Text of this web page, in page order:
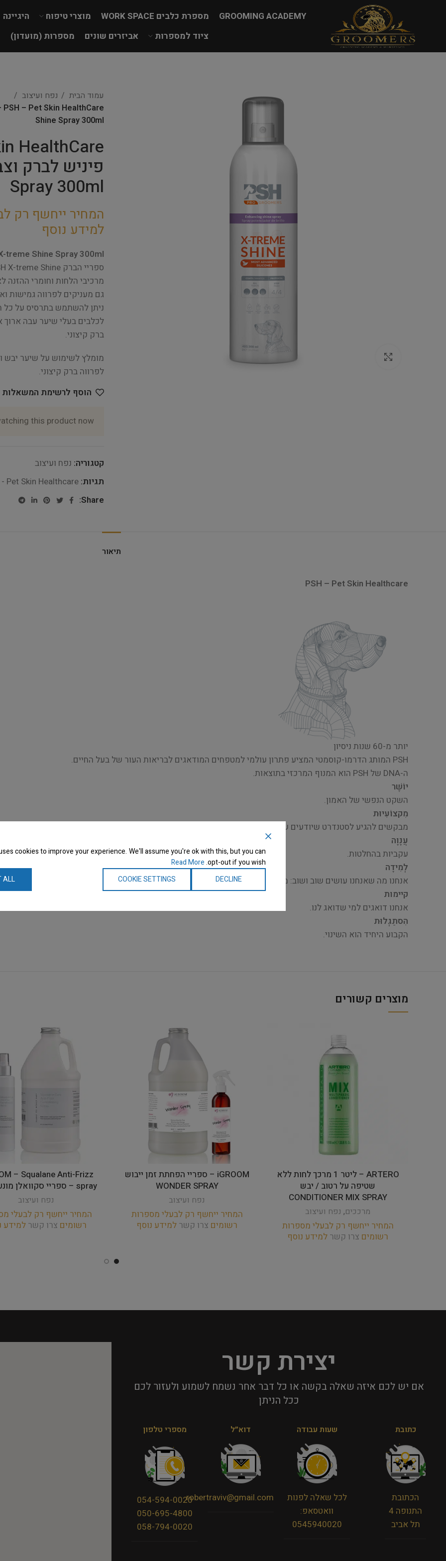
GROOMING ACADEMY מספרת כלבים WORK SPACE מוצרי טיפוח
היגיינה
ציוד למספרות
אביזרים שונים מספרות (מועדון)
עמוד הבית נפח ועיצוב
Shine Spray 300ml
Spray 300ml
המחיר ייחשף רק
למידע נוסף
treme Shine Spray 300ml
ספריי הברק PSH X-treme Shine פותח במיוחד כדי להעניק לפרווה ברק וצבע זוהר.
מרכיבי הלחות וחומרי
גם מעניקים לפרווה גמישות
ניתן להשתמש בתרסיס על כל
לכלבים בעלי שיער עבה ארוך
ברק קיצוני.
מומלץ לשימוש על שיער יבש
לפרווה ברק קיצוני.
הוסף לרשימת המשאלות
this product now!
קטגוריה: נפח ועיצוב
תגיות: - Pet Skin Healthcare
Share:
תיאור
PSH – Pet Skin Healthcare
יותר מ-60 שנות ניסיון
PSH המותג הדרמו-קוסמטי המציע פתרון עולמי למטפחים המודאגים לבריאות העור של בעל החיים.
ה-DNA של PSH הוא המנוף המרכזי בתוצאות.
יוֹשֶׁר
השקט הנפשי של האמון.
מִקצוֹעִיוּת
מבקשים להגיע לסטנדרט שיודעים שאפשר להשיג.
עֲנָוָה
עקביות בהחלטות.
לְמִידָה
אנחנו מה שאנחנו עושים שוב ושוב: מצוינות היא לא מעשה, אלא הרגל.
קיימות
אנחנו דואגים למי שדואג לנו.
הִסתַגְלוּת
הקבוע היחיד הוא השינוי.
מוצרים קשורים
ARTERO – ליטר 1 מרכך לחות ללא
שטיפה על רטוב / יבש
CONDITIONER MIX SPRAY
מרככים, נפח ועיצוב
המחיר ייחשף רק לבעלי מספרות
רשומים צרו קשר למידע נוסף
iGROOM – ספריי הפחתת זמן ייבוש
WONDER SPRAY
נפח ועיצוב
המחיר ייחשף רק לבעלי מספרות
רשומים צרו קשר למידע נוסף
– Squalane Anti-Frizz
spray – ספריי סקוואלן מונע קרזול
נפח ועיצוב
המחיר ייחשף רק לבעלי
רשומים צרו קשר למידע
יצירת קשר
אם יש לכם איזה שאלה בקשה או כל דבר אחר נשמח לשמוע ולעזור לכם
ככל הניתן​
כתובת
הכתובת
התנופה 4
תל אביב
שעות עבודה
לכל שאלה לפנות
וואטסאפ:
0545940020
דוא״ל
robertraviv@gmail.com
מספרי טלפון
054-594-0020
050-695-4800
058-794-0020
cookies to improve your experience. We'll assume you're ok with this, but you can
opt-out if you wish.
Read More
DECLINE
COOKIE SETTINGS
ALL